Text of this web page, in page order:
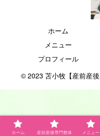
ホーム
メニュー
プロフィール
© 2023 苫小牧【産前産
ホーム 産前産後専門整体 メニュー